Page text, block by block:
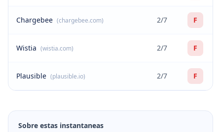
Chargebee (chargebee.com) 2/7 F
Wistia (wistia.com) 2/7 F
Plausible (plausible.io) 2/7 F
Sobre estas instantaneas